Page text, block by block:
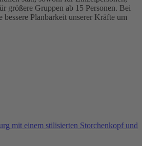
größere Gruppen ab 15 Personen. Bei
Planbarkeit unserer Kräfte um